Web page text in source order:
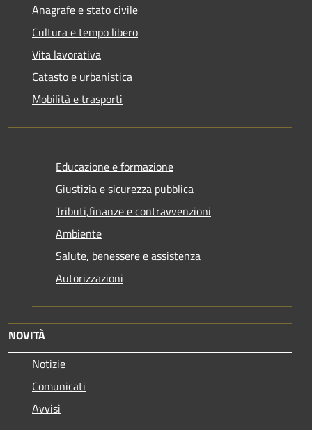
Anagrafe e stato civile
Cultura e tempo libero
Vita lavorativa
Catasto e urbanistica
Mobilità e trasporti
Educazione e formazione
Giustizia e sicurezza pubblica
Tributi,finanze e contravvenzioni
Ambiente
Salute, benessere e assistenza
Autorizzazioni
NOVITÀ
Notizie
Comunicati
Avvisi